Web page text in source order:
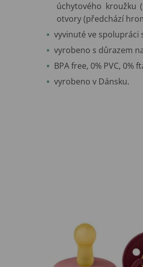
úchytového kroužku
otvory (předchází
vyvinuté ve spolupráci
vyrobeno s důrazem
BPA free, 0% PVC, 0%
vyrobeno v Dánsku.